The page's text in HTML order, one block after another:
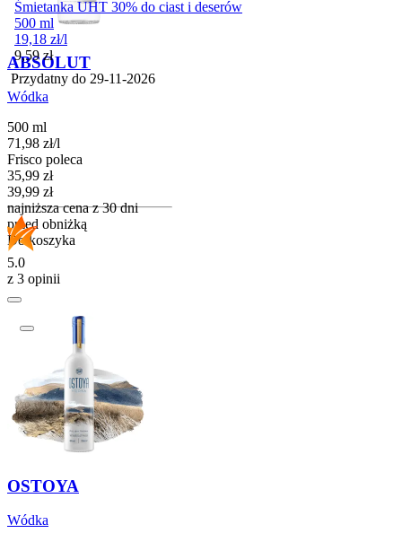
Śmietanka UHT 30% do ciast i deserów
500 ml
19,18 zł/l
Cena
9,59 zł
Przydatny do 29-11-2026
ABSOLUT
Wódka
500 ml
71,98 zł/l
Frisco poleca
Cena promocyjna
35,99 zł
39,99 zł
najniższa cena z 30 dni
przed obniżką
Do koszyka
5.0
z 3 opinii
OSTOYA
Wódka